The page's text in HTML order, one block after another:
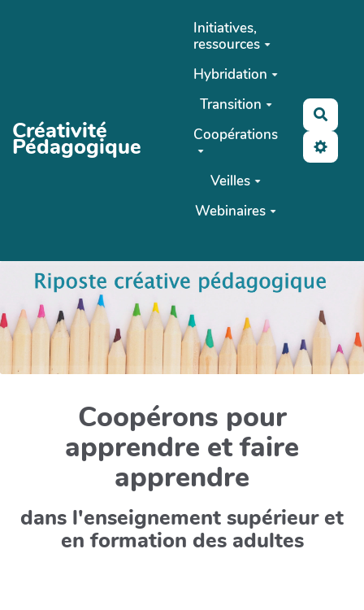
Créativité
Pédagogique
Initiatives,
ressources
Hybridation
Transition
Coopérations
Veilles
Webinaires
Coopérons pour
apprendre et faire
apprendre
dans l'enseignement supérieur et
en formation des adultes